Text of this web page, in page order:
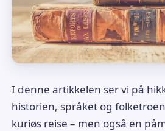
I denne artikkelen ser vi på
historien, språket og
kuriøs reise – men også en